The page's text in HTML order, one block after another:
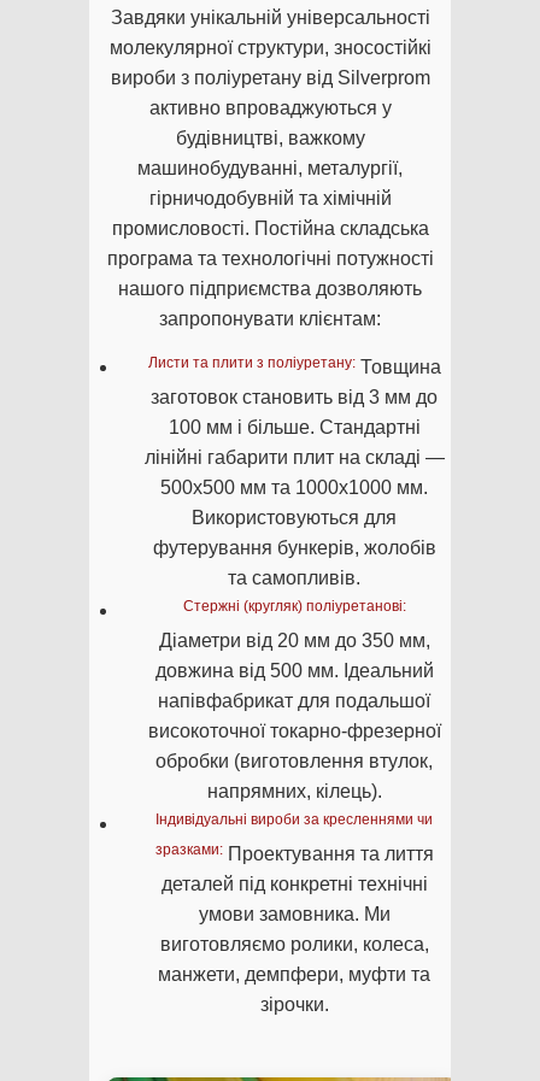
Завдяки унікальній універсальності
молекулярної структури, зносостійкі
вироби з поліуретану від Silverprom
активно впроваджуються у
будівництві, важкому
машинобудуванні, металургії,
гірничодобувній та хімічній
промисловості. Постійна складська
програма та технологічні потужності
нашого підприємства дозволяють
запропонувати клієнтам:
Листи та плити з поліуретану:Товщина
заготовок становить від 3 мм до
100 мм і більше. Стандартні
лінійні габарити плит на складі —
500х500 мм та 1000х1000 мм.
Використовуються для
футерування бункерів, жолобів
та самопливів.
Стержні (кругляк) поліуретанові:
Діаметри від 20 мм до 350 мм,
довжина від 500 мм. Ідеальний
напівфабрикат для подальшої
високоточної токарно-фрезерної
обробки (виготовлення втулок,
напрямних, кілець).
Індивідуальні вироби за кресленнями чи
зразками:Проектування та лиття
деталей під конкретні технічні
умови замовника. Ми
виготовляємо ролики, колеса,
манжети, демпфери, муфти та
зірочки.